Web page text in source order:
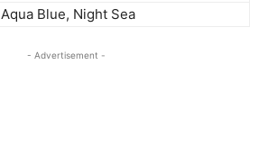
Aqua Blue, Night Sea
- Advertisement -